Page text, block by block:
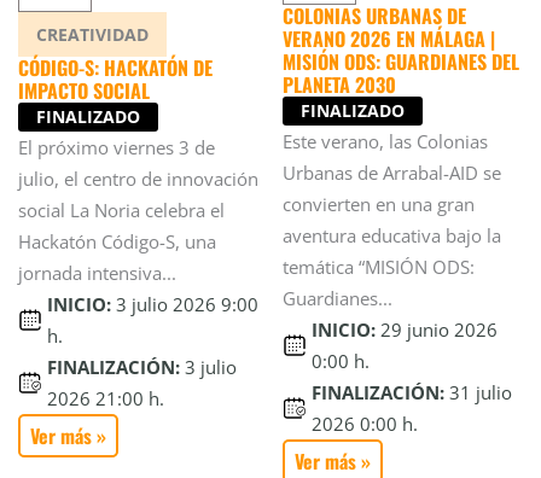
CREATIVIDAD
CÓDIGO-S: HACKATÓN DE
IMPACTO SOCIAL
FINALIZADO
El próximo viernes 3 de
julio, el centro de innovación
social La Noria celebra el
Hackatón Código-S, una
jornada intensiva...
INICIO: 3 julio 2026 9:00
h.
FINALIZACIÓN: 3 julio
2026 21:00 h.
Ver más »
COLONIAS URBANAS DE
VERANO 2026 EN MÁLAGA |
MISIÓN ODS: GUARDIANES DEL
PLANETA 2030
FINALIZADO
Este verano, las Colonias
Urbanas de Arrabal-AID se
convierten en una gran
aventura educativa bajo la
temática “MISIÓN ODS:
Guardianes...
INICIO: 29 junio 2026
0:00 h.
FINALIZACIÓN: 31 julio
2026 0:00 h.
Ver más »